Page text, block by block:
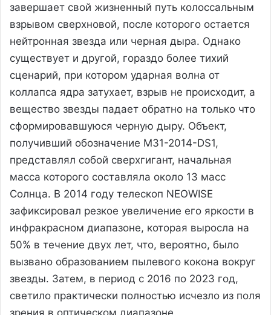
завершает свой жизненный путь колоссальным
взрывом сверхновой, после которого остается
нейтронная звезда или черная дыра. Однако
существует и другой, гораздо более тихий
сценарий, при котором ударная волна от
коллапса ядра затухает, взрыв не происходит, а
вещество звезды падает обратно на только что
сформировавшуюся черную дыру. Объект,
получивший обозначение M31-2014-DS1,
представлял собой сверхгигант, начальная
масса которого составляла около 13 масс
Солнца. В 2014 году телескоп NEOWISE
зафиксировал резкое увеличение его яркости в
инфракрасном диапазоне, которая выросла на
50% в течение двух лет, что, вероятно, было
вызвано образованием пылевого кокона вокруг
звезды. Затем, в период с 2016 по 2023 год,
светило практически полностью исчезло из поля
зрения в оптическом диапазоне.